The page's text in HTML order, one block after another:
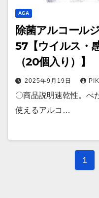
AGA
除菌アルコール
57【ウイルス・
（20個入り）】
2025年9月19日
〇商品説明速乾性。べ
使えるアルコ…
投
1